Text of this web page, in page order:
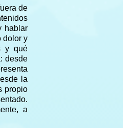
de
hablar
dolor y
y qué
desde
la
propio
a